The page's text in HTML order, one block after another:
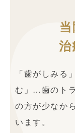
治
「歯がしみる
む」…歯のト
の方が少なか
います。